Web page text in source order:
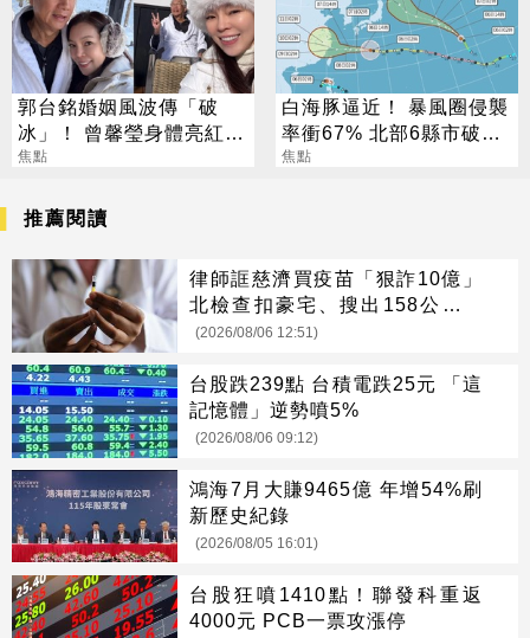
郭台銘婚姻風波傳「破
冰」！ 曾馨瑩身體亮紅燈
18年婚姻驚傳出現轉機
焦點
白海豚逼近！ 暴風圈侵襲
率衝67% 北部6縣市破5
成
焦點
推薦閱讀
律師誆慈濟買疫苗「狠詐10億」
北檢查扣豪宅、搜出158公斤黃
金
(2026/08/06 12:51)
台股跌239點 台積電跌25元 「這
記憶體」逆勢噴5%
(2026/08/06 09:12)
鴻海7月大賺9465億 年增54%刷
新歷史紀錄
(2026/08/05 16:01)
台股狂噴1410點！聯發科重返
4000元 PCB一票攻漲停